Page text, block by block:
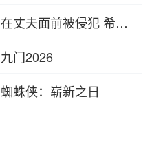
在丈夫面前被侵犯 希岛
九门2026
蜘蛛侠：崭新之日